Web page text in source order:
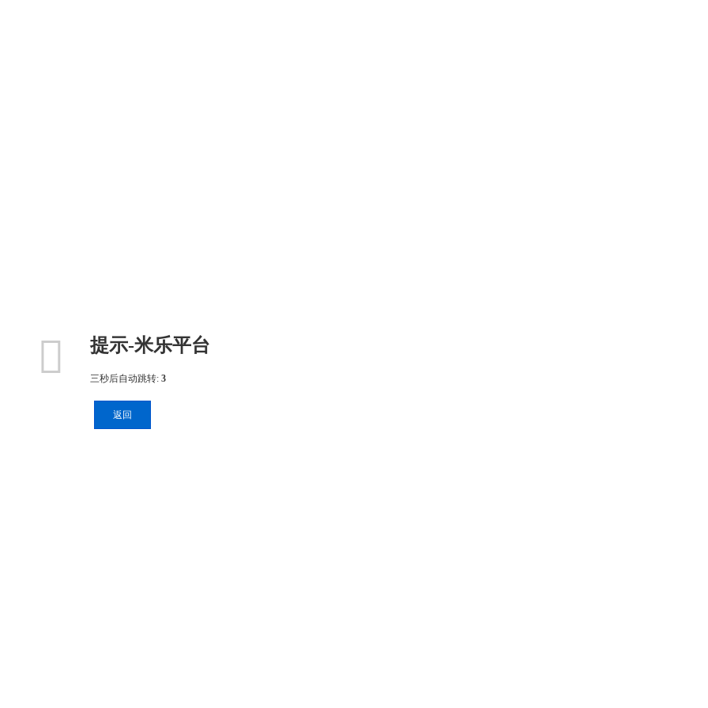
 提示-米乐平台
三秒后自动跳转: 3
返回